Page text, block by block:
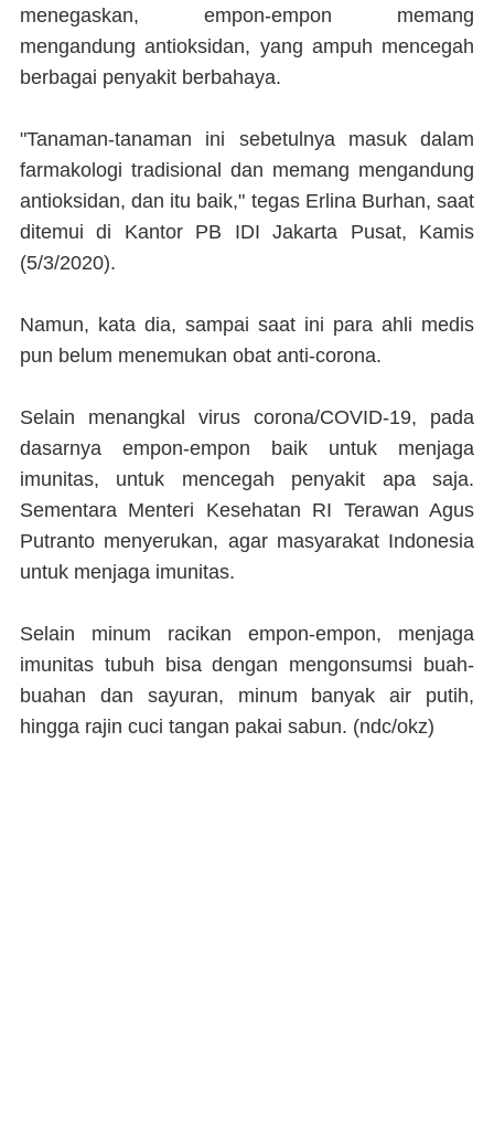
menegaskan, empon-empon memang
mengandung antioksidan, yang ampuh mencegah
berbagai penyakit berbahaya.
"Tanaman-tanaman ini sebetulnya masuk dalam
farmakologi tradisional dan memang mengandung
antioksidan, dan itu baik," tegas Erlina Burhan, saat
ditemui di Kantor PB IDI Jakarta Pusat, Kamis
(5/3/2020).
Namun, kata dia, sampai saat ini para ahli medis
pun belum menemukan obat anti-corona.
Selain menangkal virus corona/COVID-19, pada
dasarnya empon-empon baik untuk menjaga
imunitas, untuk mencegah penyakit apa saja.
Sementara Menteri Kesehatan RI Terawan Agus
Putranto menyerukan, agar masyarakat Indonesia
untuk menjaga imunitas.
Selain minum racikan empon-empon, menjaga
imunitas tubuh bisa dengan mengonsumsi buah-
buahan dan sayuran, minum banyak air putih,
hingga rajin cuci tangan pakai sabun. (ndc/okz)